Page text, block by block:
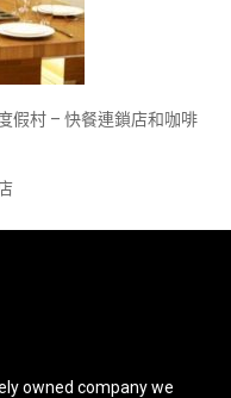
假村 – 快餐連鎖店和咖啡
owned company we